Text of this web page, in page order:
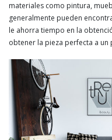
materiales como pintura,
generalmente pueden
le ahorra tiempo en la
obtener la pieza perfecta a